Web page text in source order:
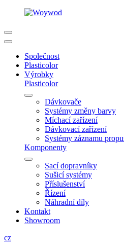
Společnost
Plasticolor
Výrobky
Plasticolor
Dávkovače
Systémy změny barvy
Míchací zařízení
Dávkovací zařízení
Systémy záznamu
Komponenty
Sací dopravníky
Sušicí systémy
Příslušenství
Řízení
Náhradní díly
Kontakt
Showroom
cz